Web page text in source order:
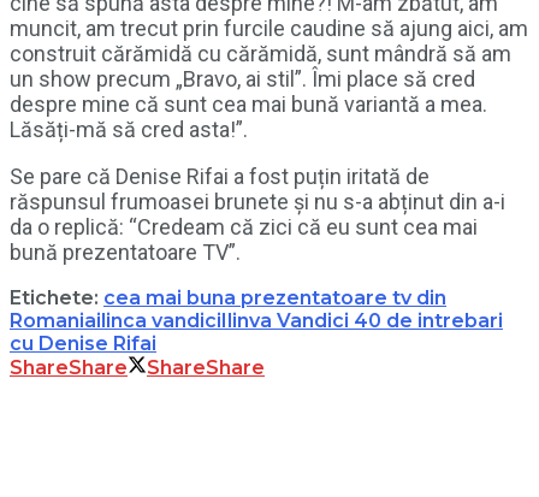
muncit, am trecut prin furcile caudine să ajung aici, am
construit cărămidă cu cărămidă, sunt mândră să am
un show precum „Bravo, ai stil”. Îmi place să cred
despre mine că sunt cea mai bună variantă a mea.
Lăsăți-mă să cred asta!”.
Se pare că Denise Rifai a fost puțin iritată de
răspunsul frumoasei brunete și nu s-a abținut din a-i
da o replică: “Credeam că zici că eu sunt cea mai
bună prezentatoare TV”.
Etichete: cea mai buna prezentatoare tv din
Romaniailinca vandici Ilinva Vandici 40 de intrebari
cu Denise Rifai
ShareShare ShareShare